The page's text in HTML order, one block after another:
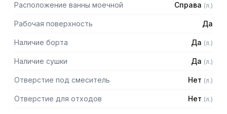
Расположение ванны моечной Справа (л.)
Рабочая поверхность Да
Наличие борта Да (л.)
Наличие сушки Да (л.)
Отверстие под смеситель Нет (л.)
Отверстие для отходов Нет (л.)